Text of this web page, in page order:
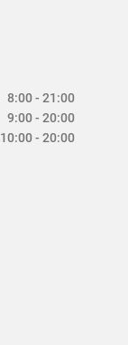
8:00 - 21:00
9:00 - 20:00
10:00 - 20:00